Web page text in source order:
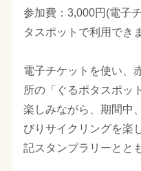
参加費：3,000円(電子
タスポットで利用でき
電子チケットを使い、
所の「ぐるポタスポッ
楽しみながら、期間中
びりサイクリングを楽
記スタンプラリーとと